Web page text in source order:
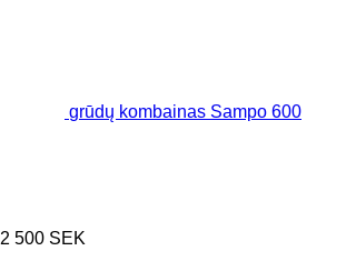
grūdų kombainas Sampo 600
2 500 SEK